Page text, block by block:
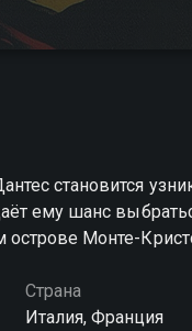
становится
ему шанс
острове Монте-
Страна
Италия, Франция